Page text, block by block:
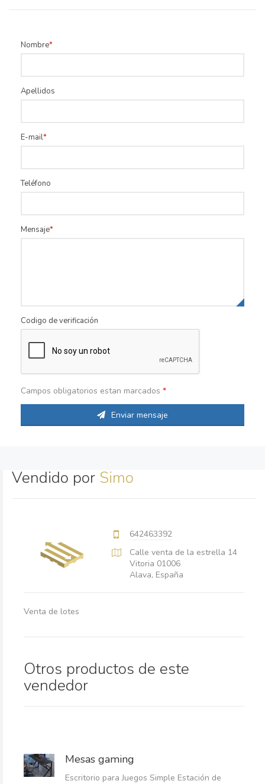
Nombre
Apellidos
E-mail
Teléfono
Mensaje
Codigo de verificación
Campos obligatorios estan marcados *
Enviar mensaje
Vendido por Simo
642463392
Calle venta de la estrella 14
Vitoria 01006
Alava, España
Venta de lotes
Otros productos de este
vendedor
Mesas gaming
Escritorio para Juegos Simple Estación de